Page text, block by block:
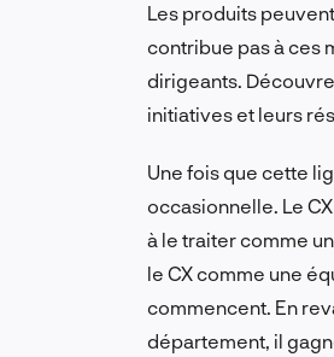
Les produits
contribue pas à ces
dirigeants.
initiatives et leurs
Une fois que cette
occasionnelle. Le
à le traiter comme
le CX comme une
commencent. En
département, il